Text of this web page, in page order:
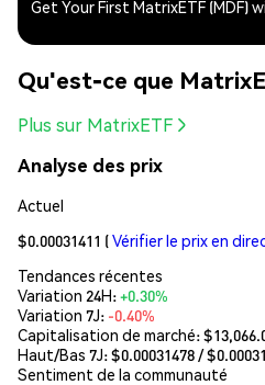
Get Your First MatrixETF (MDF)
Qu'est-ce que
Plus sur MatrixETF
Analyse des prix
Actuel
$0.00031411 (Vérifier le prix en
Tendances récentes
Variation 24H:+0.30%
Variation 7J: -0.40%
Capitalisation de marché:
Haut/Bas 7J: $0.00031478/ $
Sentiment de la communauté